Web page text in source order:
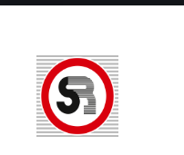
Contactos
Quem
Notícias
Material
POLÍTICA DE